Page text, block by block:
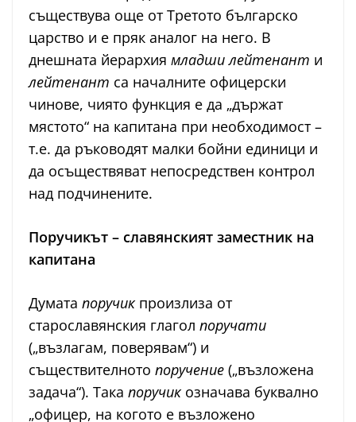
съществува още от Третото българско
царство и е пряк аналог на него. В
днешната йерархия младши лейтенант и
лейтенант са началните офицерски
чинове, чиято функция е да „държат
мястото“ на капитана при необходимост –
т.е. да ръководят малки бойни единици и
да осъществяват непосредствен контрол
над подчинените.
Поручикът – славянският заместник на
капитана
Думата поручикпроизлиза от
старославянския глагол поручати
(„възлагам, поверявам“) и
съществителното поручение („възложена
задача“). Така поручикозначава буквално
„офицер, на когото е възложено